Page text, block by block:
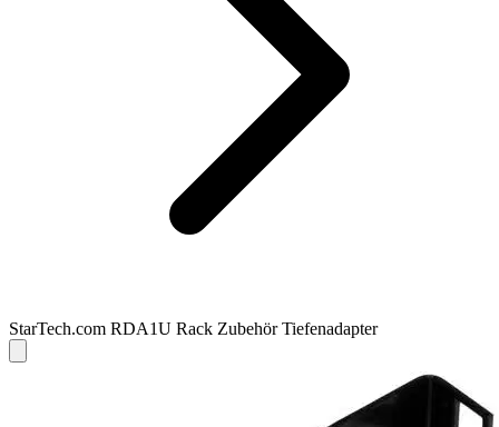
StarTech.com RDA1U Rack Zubehör Tiefenadapter